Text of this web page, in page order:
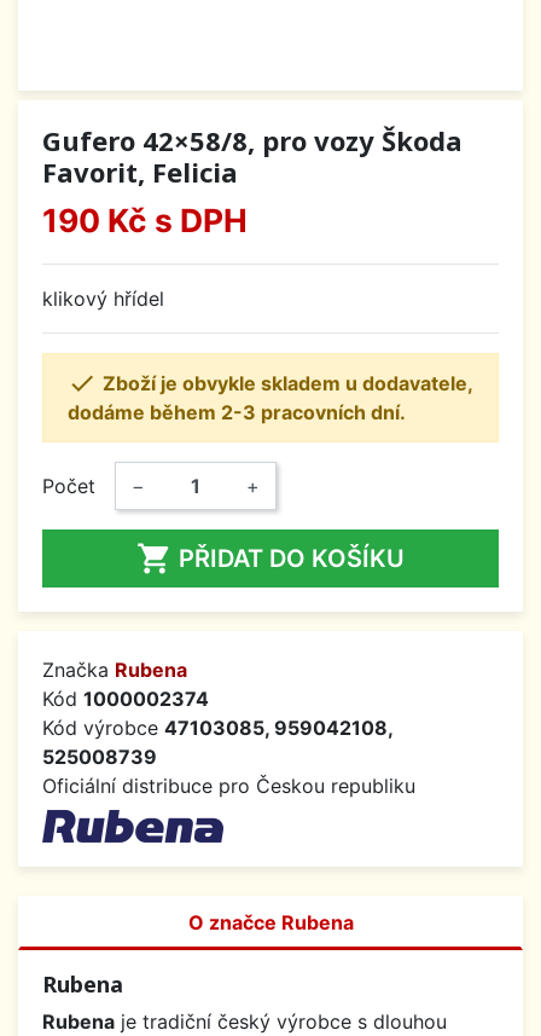
Gufero 42×58/8, pro vozy Škoda
Favorit, Felicia
190 Kč s DPH
klikový hřídel
 Zboží je obvykle skladem u dodavatele,
dodáme během 2-3 pracovních dní.
Počet − +
 PŘIDAT DO KOŠÍKU
Značka Rubena
Kód 1000002374
Kód výrobce 47103085, 959042108,
525008739
Oficiální distribuce pro Českou republiku
O značce Rubena
Rubena
Rubena je tradiční český výrobce s dlouhou